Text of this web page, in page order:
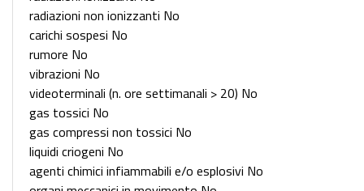
radiazioni non ionizzanti No
carichi sospesi No
rumore No
vibrazioni No
videoterminali (n. ore settimanali > 20) No
gas tossici No
gas compressi non tossici No
liquidi criogeni No
agenti chimici infiammabili e/o esplosivi No